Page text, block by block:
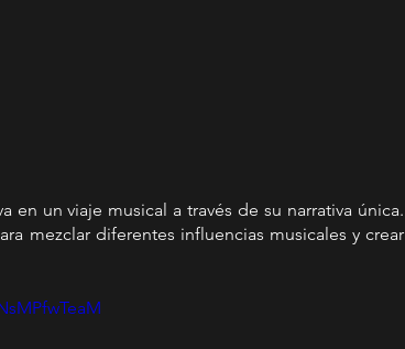
en un viaje musical a través de su narrativa única.
mezclar diferentes influencias musicales y crear